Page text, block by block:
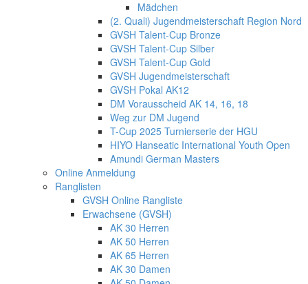
Mädchen
(2. Quali) Jugendmeisterschaft Region Nord
GVSH Talent-Cup Bronze
GVSH Talent-Cup Silber
GVSH Talent-Cup Gold
GVSH Jugendmeisterschaft
GVSH Pokal AK12
DM Vorausscheid AK 14, 16, 18
Weg zur DM Jugend
T-Cup 2025 Turnierserie der HGU
HIYO Hanseatic International Youth Open
Amundi German Masters
Online Anmeldung
Ranglisten
GVSH Online Rangliste
Erwachsene (GVSH)
AK 30 Herren
AK 50 Herren
AK 65 Herren
AK 30 Damen